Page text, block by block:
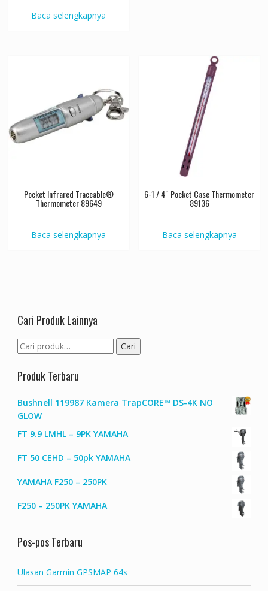
Baca selengkapnya
Pocket Infrared Traceable®
Thermometer 89649
Baca selengkapnya
6-1 / 4˝ Pocket Case Thermometer
89136
Baca selengkapnya
Cari Produk Lainnya
Pencarian
untuk:
Cari
Produk Terbaru
Bushnell 119987 Kamera TrapCORE™ DS-4K NO
GLOW
FT 9.9 LMHL – 9PK YAMAHA
FT 50 CEHD – 50pk YAMAHA
YAMAHA F250 – 250PK
F250 – 250PK YAMAHA
Pos-pos Terbaru
Ulasan Garmin GPSMAP 64s